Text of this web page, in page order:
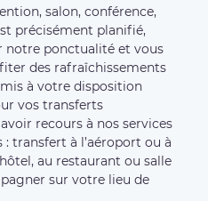
hybride Wi-Fi
ASVTC, Drive Plus,
Chauffeur privé,
AZUR ELITE TRANSPORT,